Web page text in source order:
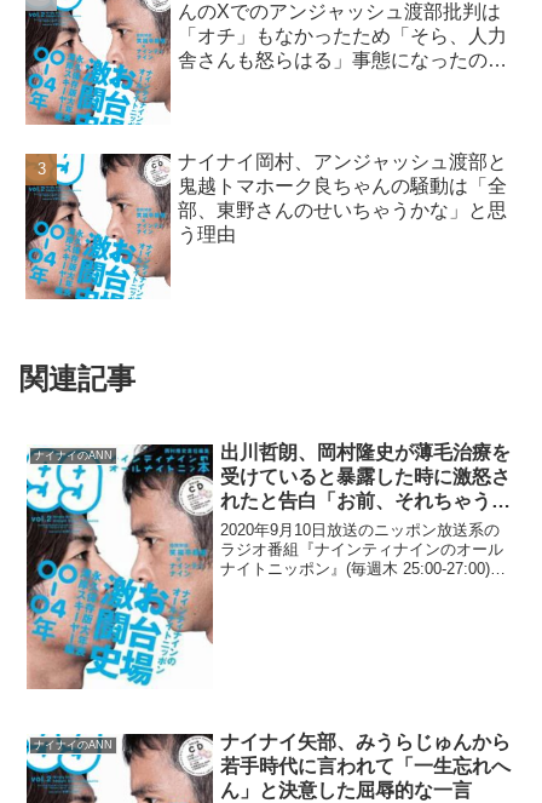
んのXでのアンジャッシュ渡部批判は
「オチ」もなかったため「そら、人力
舎さんも怒らはる」事態になったので
ナイナイ岡村、アンジャッシュ渡部と
鬼越トマホーク良ちゃんの騒動は「全
部、東野さんのせいちゃうかな」と思
う理由
関連記事
ナイナイのANN
出川哲朗、岡村隆史が薄毛治療を
受けていると暴露した時に激怒さ
れたと告白「お前、それちゃうや
ろ！」
2020年9月10日放送のニッポン放送系の
ラジオ番組『ナインティナインのオール
ナイトニッポン』(毎週木 25:00-27:00)に
ナイナイのANN
ナイナイ矢部、みうらじゅんから
若手時代に言われて「一生忘れへ
ん」と決意した屈辱的な一言